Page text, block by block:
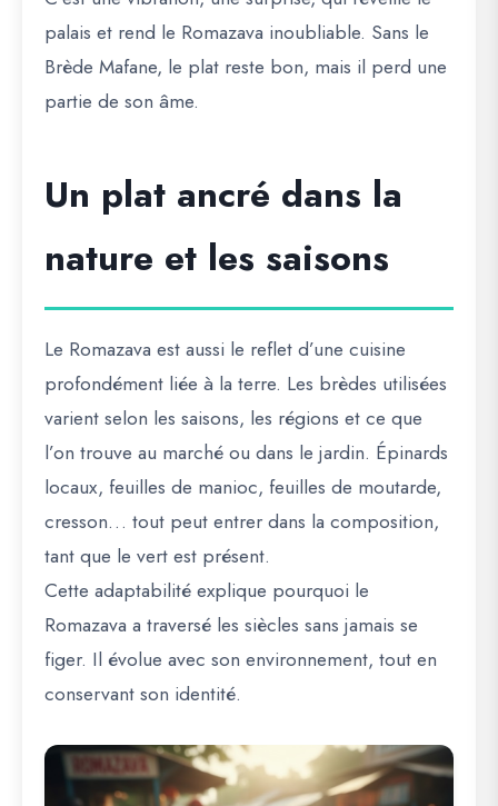
palais et rend le Romazava inoubliable. Sans le
Brède Mafane, le plat reste bon, mais il perd une
partie de son âme.
Un plat ancré dans la
nature et les saisons
Le Romazava est aussi le reflet d’une cuisine
profondément liée à la terre. Les brèdes utilisées
varient selon les saisons, les régions et ce que
l’on trouve au marché ou dans le jardin. Épinards
locaux, feuilles de manioc, feuilles de moutarde,
cresson… tout peut entrer dans la composition,
tant que le vert est présent.
Cette adaptabilité explique pourquoi le
Romazava a traversé les siècles sans jamais se
figer. Il évolue avec son environnement, tout en
conservant son identité.